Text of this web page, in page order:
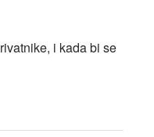
i kada bi se